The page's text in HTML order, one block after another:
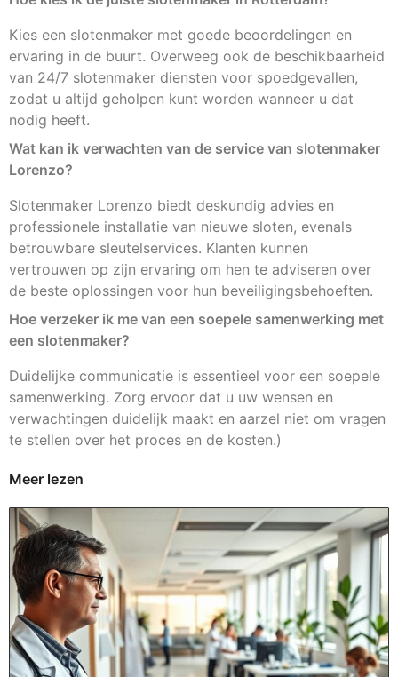
Kies een slotenmaker met goede beoordelingen en
ervaring in de buurt. Overweeg ook de beschikbaarheid
van 24/7 slotenmaker diensten voor spoedgevallen,
zodat u altijd geholpen kunt worden wanneer u dat
nodig heeft.
Wat kan ik verwachten van de service van slotenmaker
Lorenzo?
Slotenmaker Lorenzo biedt deskundig advies en
professionele installatie van nieuwe sloten, evenals
betrouwbare sleutelservices. Klanten kunnen
vertrouwen op zijn ervaring om hen te adviseren over
de beste oplossingen voor hun beveiligingsbehoeften.
Hoe verzeker ik me van een soepele samenwerking met
een slotenmaker?
Duidelijke communicatie is essentieel voor een soepele
samenwerking. Zorg ervoor dat u uw wensen en
verwachtingen duidelijk maakt en aarzel niet om vragen
te stellen over het proces en de kosten.)
Meer lezen